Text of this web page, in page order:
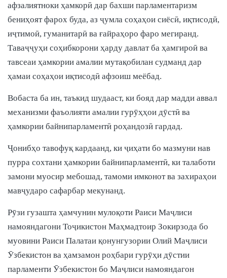
афзалиятноки ҳамкорӣ дар бахши парламентаризм
бениҳоят фарох буда, аз ҷумла соҳаҳои сиёсӣ, иқтисодӣ,
иҷтимоӣ, гуманитарӣ ва ғайраҳоро фаро мегиранд.
Таваҷҷуҳи соҳибкорони ҳарду давлат ба ҳамгироӣ ва
тавсеаи ҳамкории амалии мутақобилан судманд дар
ҳамаи соҳаҳои иқтисодӣ афзоиш меёбад.
Вобаста ба ин, таъкид шудааст, ки бояд дар мадди аввал
механизми фаъолияти амалии гурӯҳҳои дӯстӣ ва
ҳамкории байнипарламентӣ роҳандозӣ гардад.
Ҷонибҳо тавофуқ кардаанд, ки ҷиҳати бо мазмуни нав
пурра сохтани ҳамкории байнипарламентӣ, ки талаботи
замони муосир мебошад, тамоми имконот ва захираҳои
мавҷударо сафарбар мекунанд.
Рӯзи гузашта ҳамчунин мулоқоти Раиси Маҷлиси
намояндагони Тоҷикистон Маҳмадтоир Зокирзода бо
муовини Раиси Палатаи қонунгузории Олий Маҷлиси
Ӯзбекистон ва ҳамзамон роҳбари гурӯҳи дӯстии
парламенти Ӯзбекистон бо Маҷлиси намояндагон